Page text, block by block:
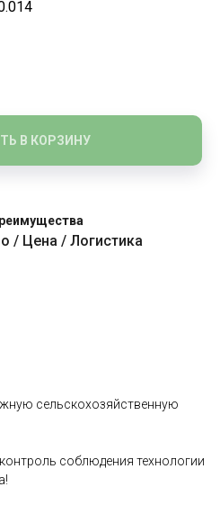
В КОРЗИНУ
/ Цена / Логистика
сельскохозяйственную
соблюдения технологии